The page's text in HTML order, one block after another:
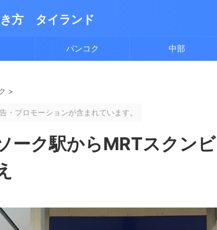
方 タイランド
バンコク 中部
>
・プロモーションが含まれています。
ーク駅からMRTスクン